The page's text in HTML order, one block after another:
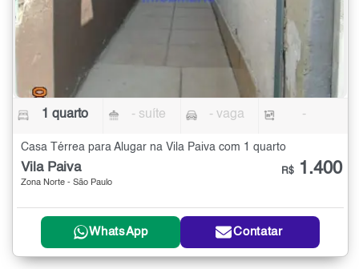
1 quarto - suíte - vaga -
Casa Térrea para Alugar na Vila Paiva com 1 quarto
Vila Paiva
Zona Norte - São Paulo
R$ 1.400
WhatsApp Contatar